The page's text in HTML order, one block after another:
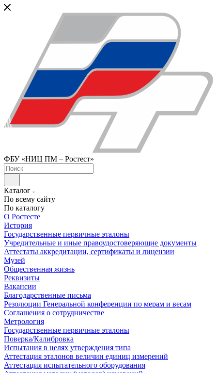
ФБУ «НИЦ ПМ – Ростест»
Каталог
По всему сайту
По каталогу
О Ростесте
История
Государственные первичные эталоны
Учредительные и иные правоудостоверяющие документы
Аттестаты аккредитации, сертификаты и лицензии
Музей
Общественная жизнь
Реквизиты
Вакансии
Благодарственные письма
Резолюции Генеральной конференции по мерам и весам
Соглашения о сотрудничестве
Метрология
Государственные первичные эталоны
Поверка/Калибровка
Испытания в целях утверждения типа
Аттестация эталонов величин единиц измерений
Аттестация испытательного оборудования